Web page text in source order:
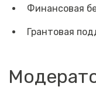
Финансовая
Грантовая